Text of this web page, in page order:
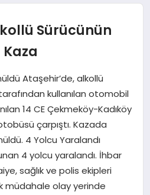
Sürücünün
Ataşehir’de, alkollü
kullanılan otomobil
14 CE Çekmeköy-Kadıköy
çarpıştı. Kazada
4 Yolcu Yaralandı
4 yolcu yaralandı. İhbar
sağlık ve polis ekipleri
müdahale olay yerinde